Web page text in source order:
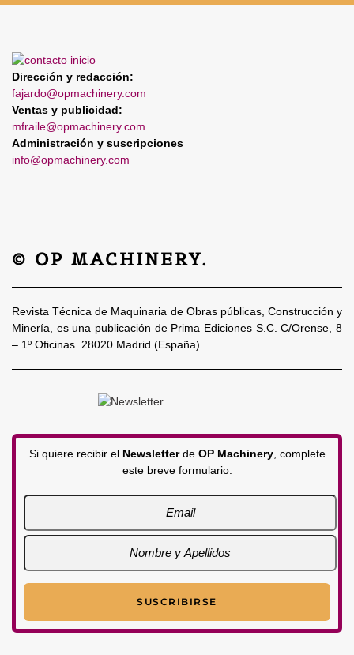
Dirección y redacción:
fajardo@opmachinery.com
Ventas y publicidad:
mfraile@opmachinery.com
Administración y suscripciones
info@opmachinery.com
© OP MACHINERY.
Revista Técnica de Maquinaria de Obras públicas, Construcción y
Minería, es una publicación de Prima Ediciones S.C. C/Orense, 8
– 1º Oficinas. 28020 Madrid (España)
Si quiere recibir el Newsletterde OP Machinery, complete
este breve formulario: